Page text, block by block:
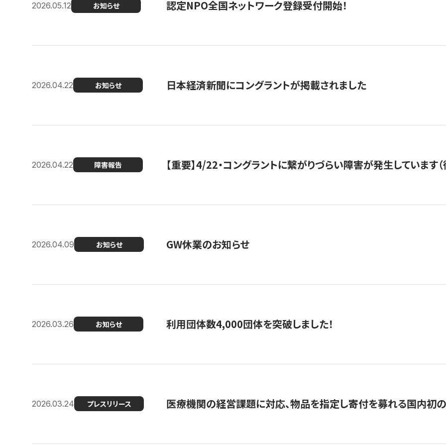
2026.05.12 お知らせ 認定NPO全国ネットワーク登録受付開始！
2026.04.22 お知らせ 日本経済新聞にコングラントが掲載されました
2026.04.22 障害報告 【重要】4/22・コングラントに繋がりづらい障害が発生しています（
2026.04.09 お知らせ GW休業のお知らせ
2026.03.26 お知らせ 利用団体数4,000団体を突破しました！
2026.03.24 プレスリリース 医療機関の経営課題に対応、物品を指定し寄付を募れる国内初の